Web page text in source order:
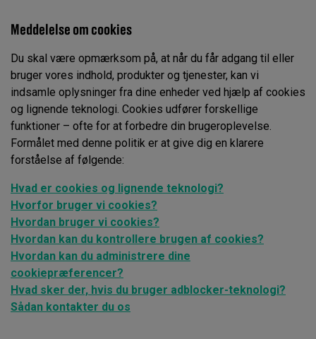
Meddelelse om cookies
Du skal være opmærksom på, at når du får adgang til eller
bruger vores indhold, produkter og tjenester, kan vi
indsamle oplysninger fra dine enheder ved hjælp af cookies
og lignende teknologi. Cookies udfører forskellige
funktioner – ofte for at forbedre din brugeroplevelse.
Formålet med denne politik er at give dig en klarere
forståelse af følgende:
Hvad er cookies og lignende teknologi?
Hvorfor bruger vi cookies?
Hvordan bruger vi cookies?
Hvordan kan du kontrollere brugen af cookies?
Hvordan kan du administrere dine
cookiepræferencer?
Hvad sker der, hvis du bruger adblocker-teknologi?
Sådan kontakter du os